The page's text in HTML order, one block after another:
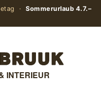
·Sommerurlaub 4.7.–
INTERIEUR